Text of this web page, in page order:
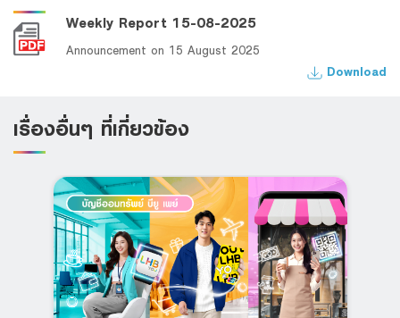
Weekly Report 15-08-2025
Announcement on 15 August 2025
Download
เรื่องอื่นๆ ที่เกี่ยวข้อง